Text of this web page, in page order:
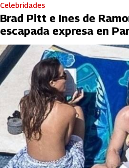
Celebridades
Brad Pitt e Ines de
escapada expresa en